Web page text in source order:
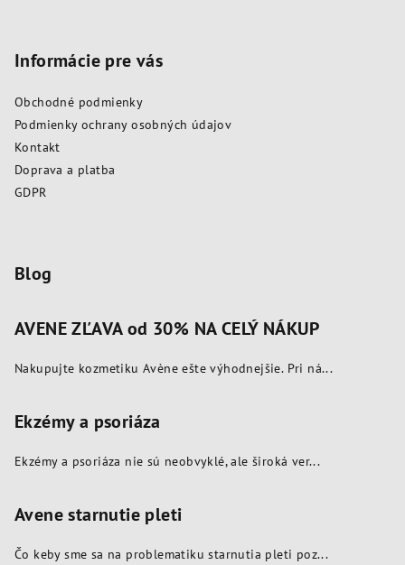
Informácie pre vás
Obchodné podmienky
Podmienky ochrany osobných údajov
Kontakt
Doprava a platba
GDPR
Blog
AVENE ZĽAVA od 30% NA CELÝ NÁKUP
Nakupujte kozmetiku Avène ešte výhodnejšie. Pri ná...
Ekzémy a psoriáza
Ekzémy a psoriáza nie sú neobvyklé, ale široká ver...
Avene starnutie pleti
Čo keby sme sa na problematiku starnutia pleti poz...